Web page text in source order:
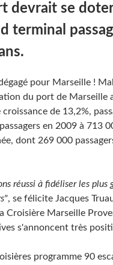
devrait se
terminal
pour Marseille !
du port de Marseille
croissance de 13,2%,
en 2009 à 713
dont 269 000
réussi à fidéliser les plus
, se félicite Jacques
Croisière Marseille
s'annoncent très
programme 90